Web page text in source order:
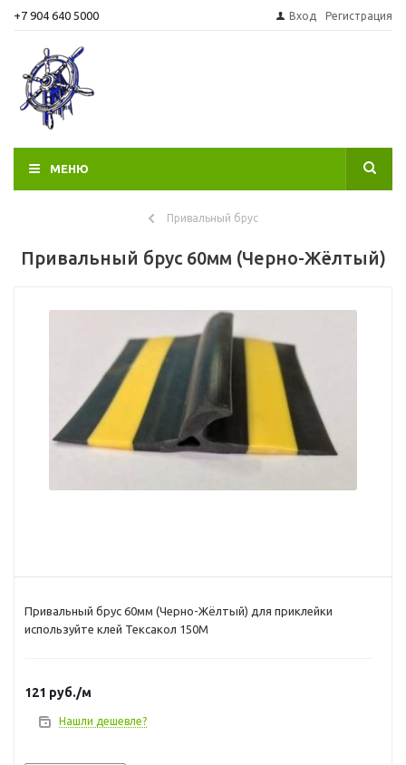
+7 904 640 5000 Вход Регистрация
МЕНЮ
Привальный брус
Привальный брус 60мм (Черно-Жёлтый)
Привальный брус 60мм (Черно-Жёлтый) для приклейки
используйте клей Тексакол 150М
121 руб./м
Нашли дешевле?